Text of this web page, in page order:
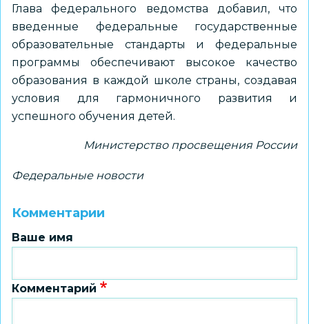
Глава федерального ведомства добавил, что
введенные федеральные государственные
образовательные стандарты и федеральные
программы обеспечивают высокое качество
образования в каждой школе страны, создавая
условия для гармоничного развития и
успешного обучения детей.
Министерство просвещения России
Федеральные новости
Комментарии
Ваше имя
Комментарий